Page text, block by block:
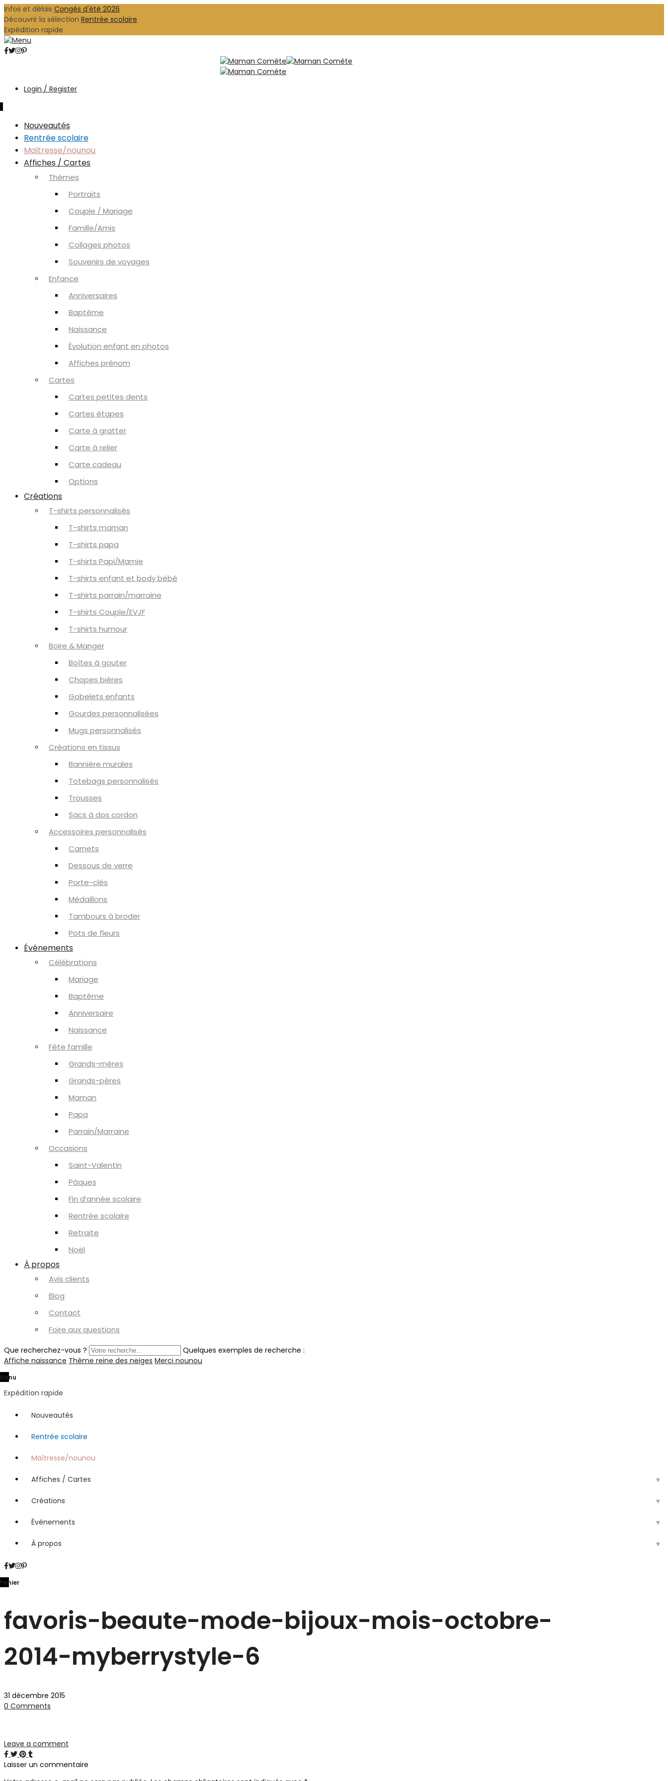
Infos et délais Congés d'été 2026
Découvrir la sélection Rentrée scolaire
Expédition rapide
Login / Register
Nouveautés
Rentrée scolaire
Maîtresse/nounou
Affiches / Cartes
Thèmes
Portraits
Couple / Mariage
Famille/Amis
Collages photos
Souvenirs de voyages
Enfance
Anniversaires
Baptême
Naissance
Évolution enfant en photos
Affiches prénom
Cartes
Cartes petites dents
Cartes étapes
Carte à gratter
Carte à relier
Carte cadeau
Options
Créations
T-shirts personnalisés
T-shirts maman
T-shirts papa
T-shirts Papi/Mamie
T-shirts enfant et body bébé
T-shirts parrain/marraine
T-shirts Couple/EVJF
T-shirts humour
Boire & Manger
Boîtes à gouter
Chopes bières
Gobelets enfants
Gourdes personnalisées
Mugs personnalisés
Créations en tissus
Bannière murales
Totebags personnalisés
Trousses
Sacs à dos cordon
Accessoires personnalisés
Carnets
Dessous de verre
Porte-clés
Médaillons
Tambours à broder
Pots de fleurs
Événements
Célébrations
Mariage
Baptême
Anniversaire
Naissance
Fête famille
Grands-mères
Grands-pères
Maman
Papa
Parrain/Marraine
Occasions
Saint-Valentin
Pâques
Fin d’année scolaire
Rentrée scolaire
Retraite
Noël
À propos
Avis clients
Blog
Contact
Foire aux questions
Que recherchez-vous ?
Quelques exemples de recherche :
Affiche naissance Thème reine des neiges Merci nounou
Expédition rapide
Nouveautés
Rentrée scolaire
Maîtresse/nounou
Affiches / Cartes ▼
Créations ▼
Événements ▼
À propos ▼
favoris-beaute-mode-bijoux-mois-octobre-
2014-myberrystyle-6
31 décembre 2015
0 Comments
Leave a comment
Laisser un commentaire